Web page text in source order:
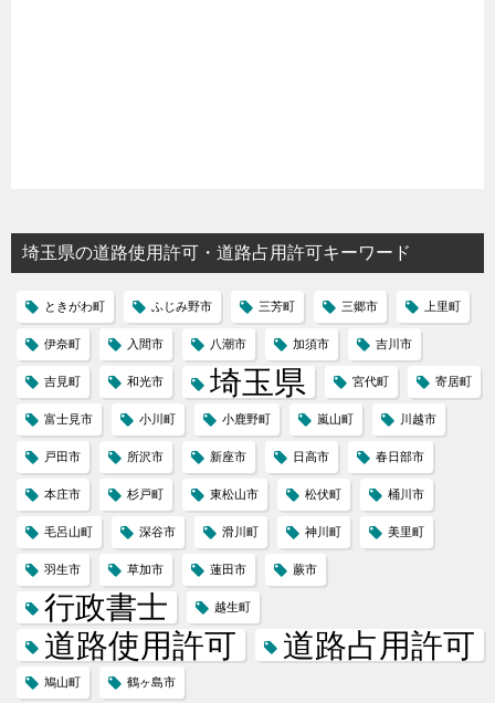
埼玉県の道路使用許可・道路占用許可キーワード
ときがわ町 ふじみ野市 三芳町 三郷市 上里町
伊奈町 入間市 八潮市 加須市 吉川市
吉見町 和光市 埼玉県 宮代町 寄居町
富士見市 小川町 小鹿野町 嵐山町 川越市
戸田市 所沢市 新座市 日高市 春日部市
本庄市 杉戸町 東松山市 松伏町 桶川市
毛呂山町 深谷市 滑川町 神川町 美里町
羽生市 草加市 蓮田市 蕨市
行政書士 越生町
道路使用許可 道路占用許可
鳩山町 鶴ヶ島市